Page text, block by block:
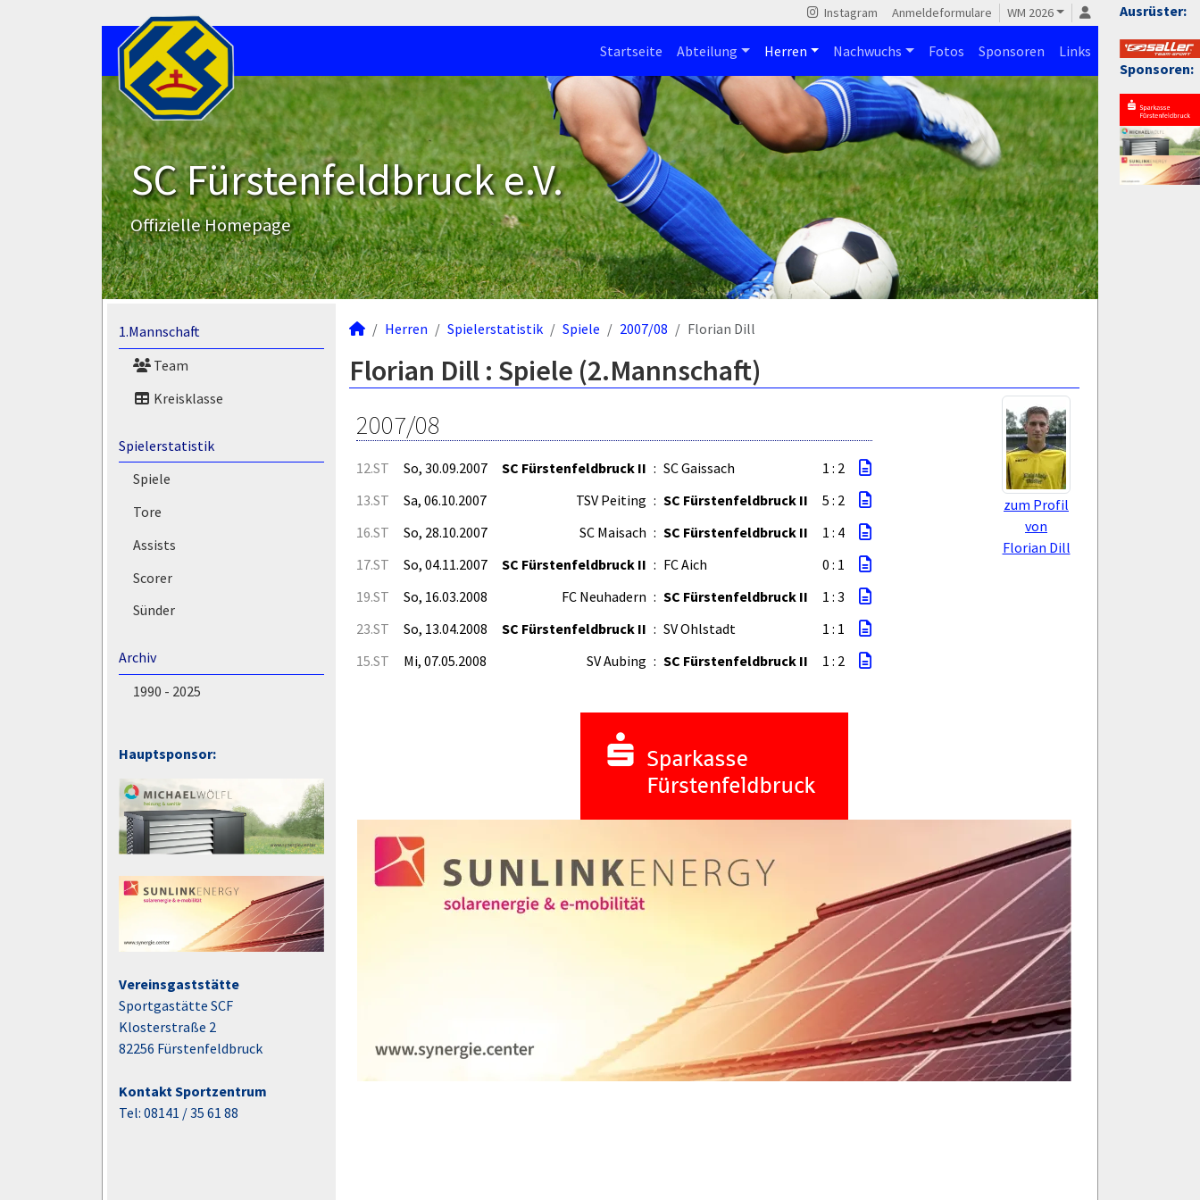
Ausrüster:
Sponsoren:
Instagram Anmeldeformulare WM 2026
Startseite Abteilung Herren Nachwuchs Fotos Sponsoren Links
SC Fürstenfeldbruck e.V.
Offizielle Homepage
1.Mannschaft
Team
Kreisklasse
Spielerstatistik
Spiele
Tore
Assists
Scorer
Sünder
Archiv
1990 - 2025
Hauptsponsor:
Vereinsgaststätte
Sportgastätte SCF
Klosterstraße 2
82256 Fürstenfeldbruck
Kontakt Sportzentrum
Tel: 08141 / 35 61 88
Herren Spielerstatistik Spiele 2007/08 Florian Dill
Florian Dill : Spiele (2.Mannschaft)
zum Profil
von
Florian Dill
2007/08
12.ST So, 30.09.2007 SC Fürstenfeldbruck II : SC Gaissach
1 : 2
13.ST
Sa, 06.10.2007 TSV Peiting : SC Fürstenfeldbruck II
5 : 2
16.ST
So, 28.10.2007 SC Maisach : SC Fürstenfeldbruck II
1 : 4
17.ST
So, 04.11.2007 SC Fürstenfeldbruck II : FC Aich
0 : 1
19.ST
So, 16.03.2008 FC Neuhadern : SC Fürstenfeldbruck II
1 : 3
23.ST
So, 13.04.2008 SC Fürstenfeldbruck II : SV Ohlstadt
1 : 1
15.ST
Mi, 07.05.2008 SV Aubing : SC Fürstenfeldbruck II 1 : 2